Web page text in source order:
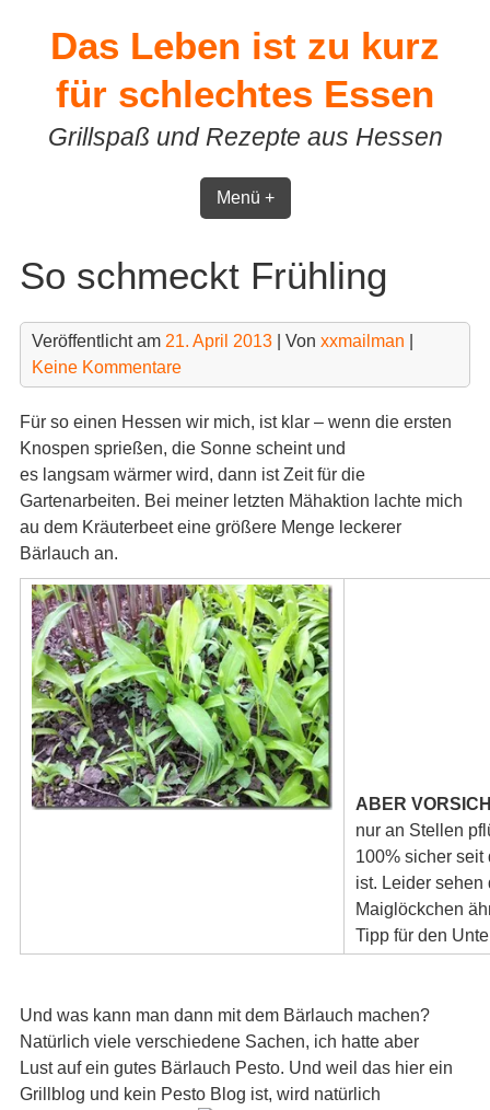
contentDas Leben ist zu kurz
für schlechtes Essen
Grillspaß und Rezepte aus Hessen
Menü +
So schmeckt Frühling
Veröffentlicht am 21. April 2013| Von xxmailman
Keine Kommentare
Für so einen Hessen wir mich, ist klar – wenn die ersten
Knospen sprießen, die Sonne scheint und
es langsam wärmer wird, dann ist Zeit für die
Gartenarbeiten. Bei meiner letzten Mähaktion lachte mich
au dem Kräuterbeet eine größere Menge leckerer
Bärlauch an.
ABER
nur an Stellen
100% sicher seit
ist. Leider sehen
Maiglöckchen
Tipp für den
Und was kann man dann mit dem Bärlauch machen?
Natürlich viele verschiedene Sachen, ich hatte aber
Lust auf ein gutes Bärlauch Pesto. Und weil das hier ein
Grillblog und kein Pesto Blog ist, wird natürlich